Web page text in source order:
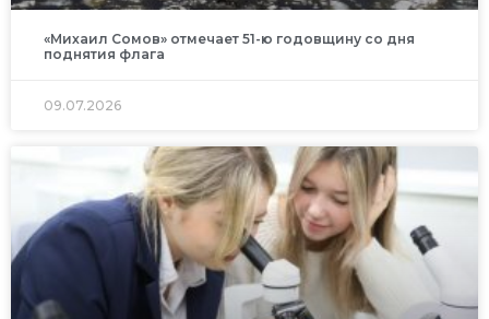
«Михаил Сомов» отмечает 51-ю годовщину со дня
поднятия флага
09.07.2026